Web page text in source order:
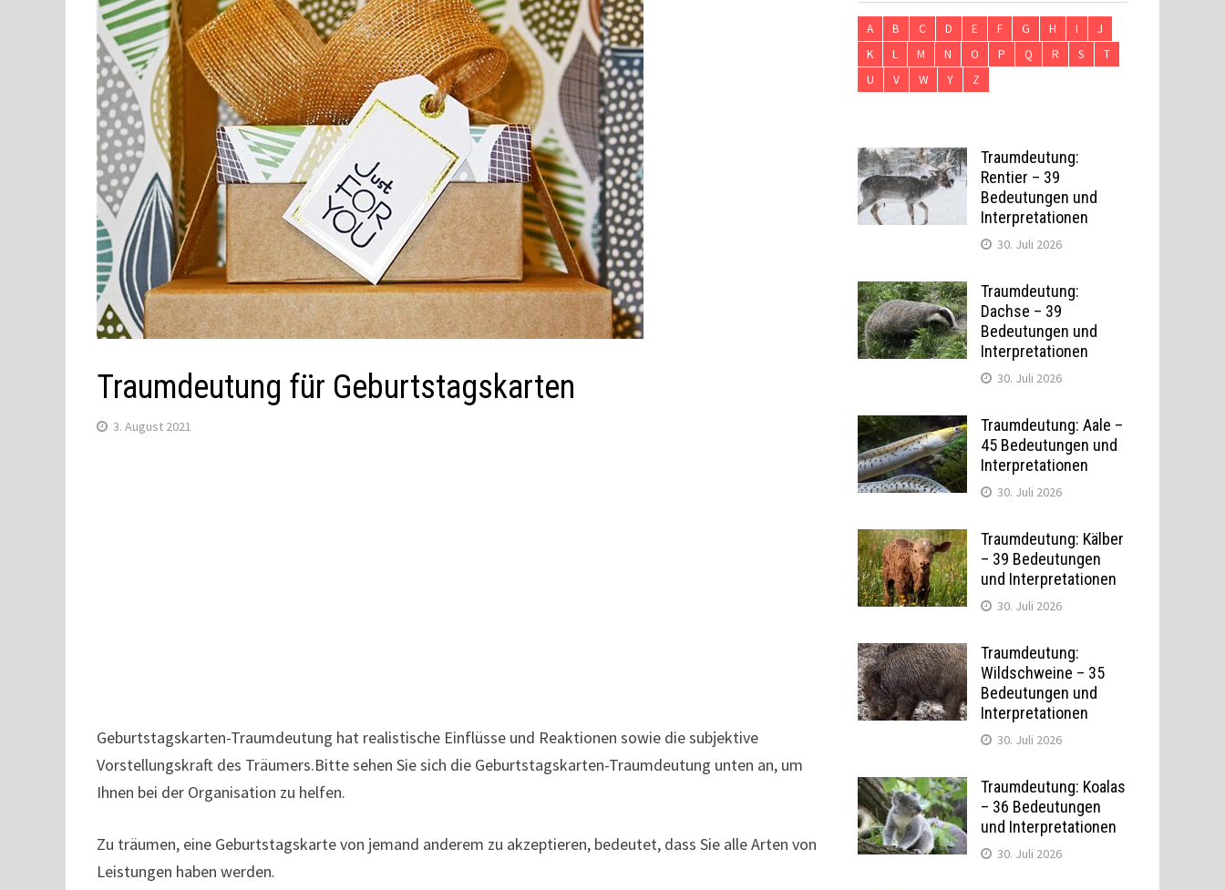
Traumdeutung für Geburtstagskarten
3. August 2021
Geburtstagskarten-Traumdeutung hat realistische Einflüsse und Reaktionen sowie die subjektive
Vorstellungskraft des Träumers.Bitte sehen Sie sich die Geburtstagskarten-Traumdeutung unten an, um
Ihnen bei der Organisation zu helfen.
Zu träumen, eine Geburtstagskarte von jemand anderem zu akzeptieren, bedeutet, dass Sie alle Arten von
Leistungen haben werden.
A B C D E F G H I
J
K
L M N O P Q R S
T
U
V W Y Z
Traumdeutung:
Rentier – 39
Bedeutungen und
Interpretationen
30. Juli 2026
Traumdeutung:
Dachse – 39
Bedeutungen und
Interpretationen
30. Juli 2026
Traumdeutung: Aale –
45 Bedeutungen und
Interpretationen
30. Juli 2026
Traumdeutung: Kälber
– 39 Bedeutungen
und Interpretationen
30. Juli 2026
Traumdeutung:
Wildschweine – 35
Bedeutungen und
Interpretationen
30. Juli 2026
Traumdeutung: Koalas
– 36 Bedeutungen
und Interpretationen
30. Juli 2026